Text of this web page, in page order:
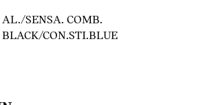
AL./SENSA. COMB.
BLACK/CON.STI.BLUE